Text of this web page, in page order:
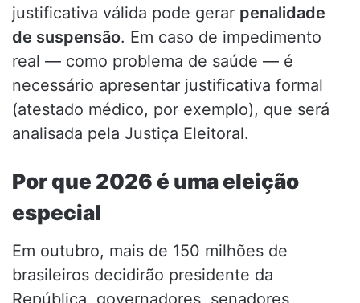
justificativa válida pode gerar penalidade
de suspensão. Em caso de impedimento
real — como problema de saúde — é
necessário apresentar justificativa formal
(atestado médico, por exemplo), que será
analisada pela Justiça Eleitoral.
Por que 2026 é uma eleição
especial
Em outubro, mais de 150 milhões de
brasileiros decidirão presidente da
República, governadores, senadores,